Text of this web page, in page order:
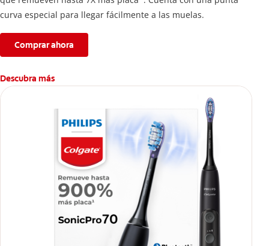
curva especial para llegar fácilmente a las muelas.
Comprar ahora
Descubra más